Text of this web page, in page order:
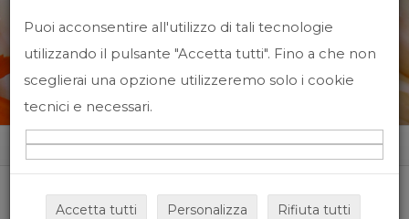
News&Events
Home News&events
Puoi acconsentire all'utilizzo di tali tecnologie
utilizzando il pulsante "Accetta tutti". Fino a che non
sceglierai una opzione utilizzeremo solo i cookie
tecnici e necessari.
Accetta tutti Personalizza Rifiuta tutti